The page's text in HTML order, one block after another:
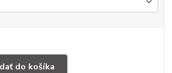
do košíka